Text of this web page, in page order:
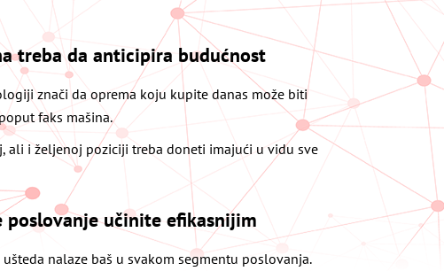
treba da anticipira budućnost​
znači da oprema koju kupite danas može biti
faks mašina.
ali i željenoj poziciji treba doneti imajući u vidu sve
poslovanje učinite efikasnijim
nalaze baš u svakom segmentu poslovanja.